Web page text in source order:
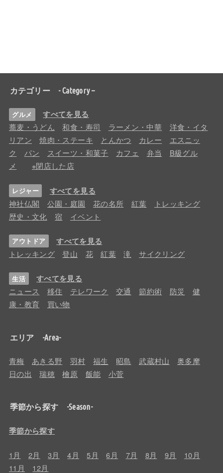
カテゴリー - Category –
グルメ すべてを見る
蕎麦・うどん 和食・寿司 ラーメン・中華
洋食・イタ
リアン
焼肉・ステーキ とんかつ カレー
エスニッ
ク
パン スイーツ・和菓子 カフェ 弁当
B級グル
メ
※閉店した店
レジャー すべてを見る
神社仏閣 公園・庭園 花の名所 紅葉
トレッキング
歴史・文化
宿 イベント
アウトドア すべてを見る
トレッキング 登山 花 紅葉 滝 サイクリング
生活 すべてを見る
ニュース 移住 テレワーク 交通 節約術 防災
健
康・教育
買い物
エリア -Area-
青梅 あきる野 羽村 福生 昭島 武蔵村山
奥多摩
日の出
瑞穂 檜原 飯能 小菅
季節から探す -Season-
季節から探す
1月 2月 3月 4月 5月 6月 7月 8月 9月
10月
11月
12月